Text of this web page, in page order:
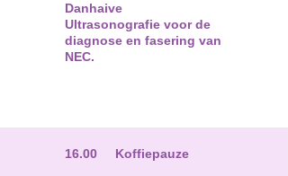
Danhaive
Ultrasonografie voor de
diagnose en fasering van
NEC.
16.00 Koffiepauze